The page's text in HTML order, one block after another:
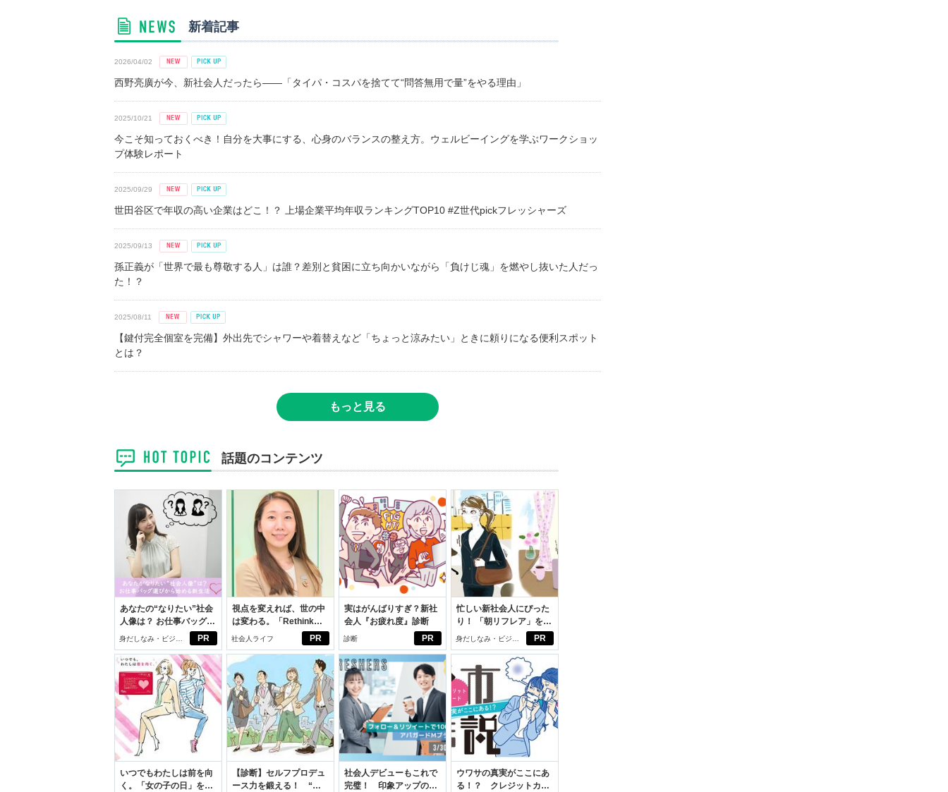
新着記事
2026/04/02
西野亮廣が今、新社会人だったら――「タイパ・コスパを捨てて“問答無用で量”をやる理由」
2025/10/21
今こそ知っておくべき！自分を大事にする、心身のバランスの整え方。ウェルビーイングを学ぶワークショッ
プ体験レポート
2025/09/29
世田谷区で年収の高い企業はどこ！？ 上場企業平均年収ランキングTOP10 #Z世代pickフレッシャーズ
2025/09/13
孫正義が「世界で最も尊敬する人」は誰？差別と貧困に立ち向かいながら「負けじ魂」を燃やし抜いた人だっ
た！？
2025/08/11
【鍵付完全個室を完備】外出先でシャワーや着替えなど「ちょっと涼みたい」ときに頼りになる便利スポット
とは？
もっと見る
話題のコンテンツ
PR
あなたの“なりたい”社会
人像は？ お仕事バッグ選
びから始める新生活
身だしなみ・ビジネ
スアイテム
PR
視点を変えれば、世の中
は変わる。「Rethink
PROJECT」がつたえた
社会人ライフ PR
実はがんばりすぎ？新社
会人『お疲れ度』診断
診断 PR
忙しい新社会人にぴった
り！ 「朝リフレア」をは
じめよう。しっかりニオ
イケアして24時間快適。
身だしなみ・ビジネ
スアイテム
いつでもわたしは前を向
く。「女の子の日」を前
【診断】セルフプロデュ
ース力を鍛える！ “ジ
社会人デビューもこれで
完璧！ 印象アップのセ
ウワサの真実がここにあ
る！？ クレジットカー